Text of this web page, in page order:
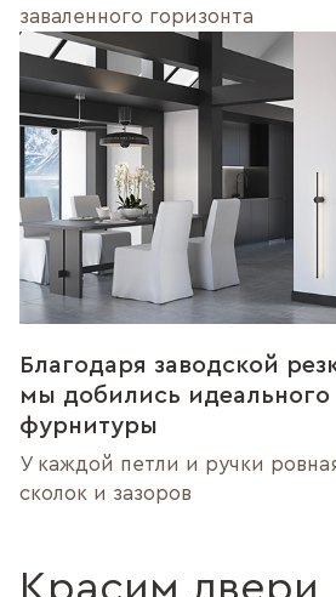
заваленного горизонта
Благодаря заводской
мы добились
фурнитуры
У каждой петли и ручки
сколок и зазоров
Красим двери